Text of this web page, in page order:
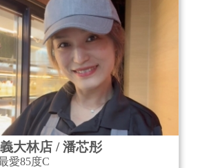
大林店 / 潘芯彤
愛85度C